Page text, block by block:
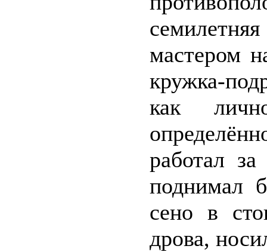
мастером
кружка-
как
работал
поднимал
сено в
дрова,